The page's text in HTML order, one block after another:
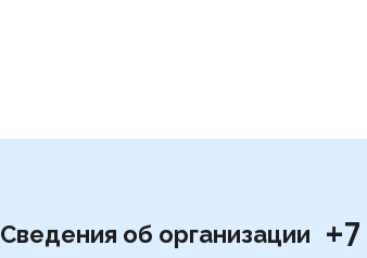
Сведения об организации